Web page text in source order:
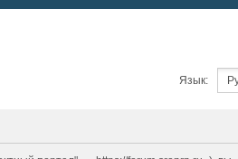
Язык: